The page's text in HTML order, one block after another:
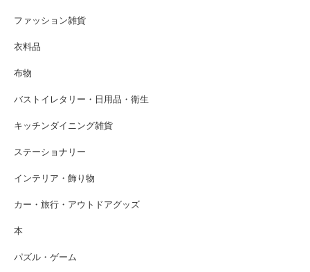
ファッション雑貨
衣料品
布物
バストイレタリー・日用品・衛生
キッチンダイニング雑貨
ステーショナリー
インテリア・飾り物
カー・旅行・アウトドアグッズ
本
パズル・ゲーム